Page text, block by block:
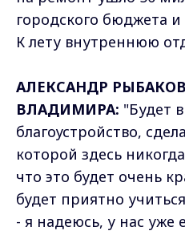
городского бюджета
К лету внутреннюю
АЛЕКСАНДР
ВЛАДИМИРА: "Будет
благоустройство,
которой здесь
что это будет очень
будет приятно
- я надеюсь, у нас уже